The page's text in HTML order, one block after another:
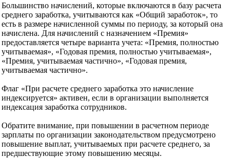
Большинство начислений, которые включаются в базу расчета
среднего заработка, учитываются как «Общий заработок», то
есть в размере начисленной суммы по периоду, за который она
начислена. Для начислений с назначением «Премия»
предоставляется четыре варианта учета: «Премия, полностью
учитываемая», «Годовая премия, полностью учитываемая»,
«Премия, учитываемая частично», «Годовая премия,
учитываемая частично».
Флаг «При расчете среднего заработка это начисление
индексируется» активен, если в организации выполняется
индексация заработка сотрудников.
Обратите внимание, при повышении в расчетном периоде
зарплаты по организации законодательством предусмотрено
повышение выплат, учитываемых при расчете среднего, за
предшествующие этому повышению месяцы.